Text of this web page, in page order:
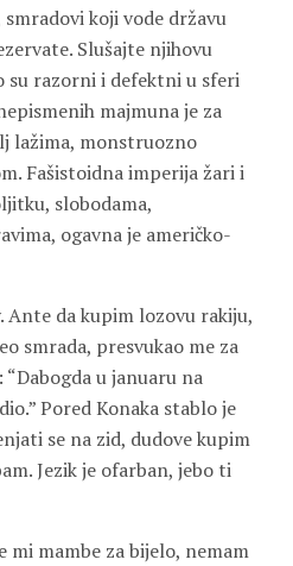
koji vode državu
Slušajte njihovu
su razorni i defektni u sferi
majmuna je za
lažima, monstruozno
Fašistoidna imperija žari i
slobodama,
ogavna je američko-
Ante da kupim lozovu rakiju,
smrada, presvukao me za
u januaru na
Pored Konaka stablo je
se na zid, dudove kupim
Jezik je ofarban, jebo ti
mi mambe za bijelo, nemam